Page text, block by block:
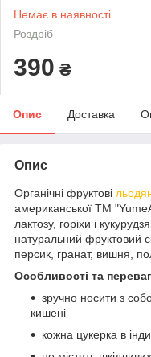
Немає в наявності
Роздріб
390 ₴
Опис Доставка
Опис
Органічні фруктові
американської ТМ
лактозу, горіхи і
натуральний фруктовий
персик, гранат, вишня,
Особливості та
зручно носити з
кишені
кожна цукерка в